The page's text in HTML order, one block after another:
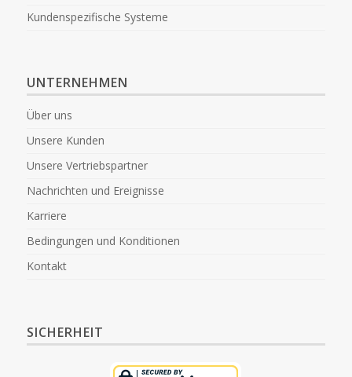
Kundenspezifische Systeme
UNTERNEHMEN
Über uns
Unsere Kunden
Unsere Vertriebspartner
Nachrichten und Ereignisse
Karriere
Bedingungen und Konditionen
Kontakt
SICHERHEIT